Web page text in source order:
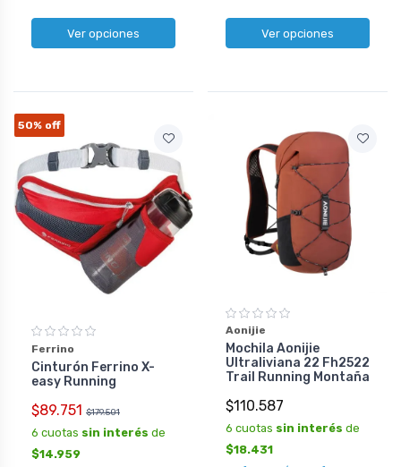
Ver opciones Ver opciones
50% off
Ferrino
Cinturón Ferrino X-
easy Running
$89.751 $179.501
6 cuotas sin interés de
$14.959
Aonijie
Mochila Aonijie
Ultraliviana 22 Fh2522
Trail Running Montaña
$110.587
6 cuotas sin interés de
$18.431